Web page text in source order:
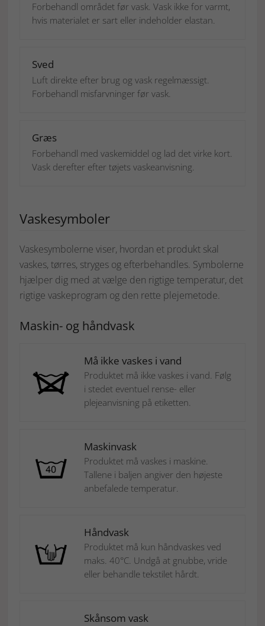
Forbehandl området før vask. Vask ikke for varmt,
hvis materialet er sart eller indeholder elastan.
Sved
Luft direkte efter brug og vask regelmæssigt.
Forbehandl misfarvninger før vask.
Græs
Forbehandl med vaskemiddel og lad det virke kort.
Vask derefter efter tøjets vaskeanvisning.
Vaskesymboler
Vaskesymbolerne viser, hvordan et produkt skal
vaskes, tørres, stryges og efterbehandles. Symbolerne
hjælper dig med at vælge den rigtige temperatur, det
rigtige vaskeprogram og den rette plejemetode.
Maskin- og håndvask
Må ikke vaskes i vand
Produktet må ikke vaskes i vand. Følg
i stedet eventuel rense- eller
plejeanvisning på etiketten.
Maskinvask
Produktet må vaskes i maskine.
Tallene i baljen angiver den højeste
anbefalede temperatur.
Håndvask
Produktet må kun håndvaskes ved
maks. 40°C. Undgå at gnubbe, vride
eller behandle tekstilet hårdt.
Skånsom vask